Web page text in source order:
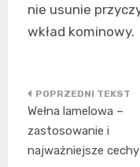
nie usunie
wkład kominowy.
Nawigacja
wpisu
Wełna lamelowa –
zastosowanie i
najważniejsze cechy